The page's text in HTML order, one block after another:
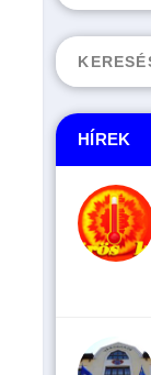
HÍREK